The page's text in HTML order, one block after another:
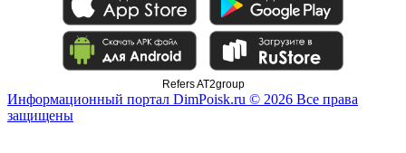
Refers AT2group
Информационный портал DimPoisk.ru © 2026 Все права
защищены